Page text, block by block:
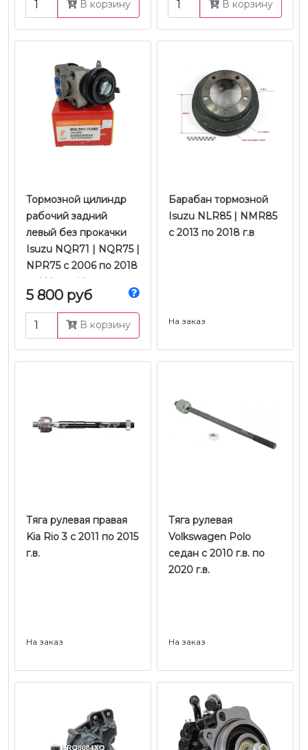
В корзину В корзину
Тормозной цилиндр
рабочий задний
левый без прокачки
Isuzu NQR71 | NQR75 |
NPR75 с 2006 по 2018
гг. | Yamasida
5 800 руб
В корзину
Барабан тормозной
Isuzu NLR85 | NMR85
с 2013 по 2018 г.в
На заказ
Тяга рулевая правая
Kia Rio 3 c 2011 по 2015
г.в.
На заказ
Тяга рулевая
Volkswagen Polo
седан с 2010 г.в. по
2020 г.в.
На заказ